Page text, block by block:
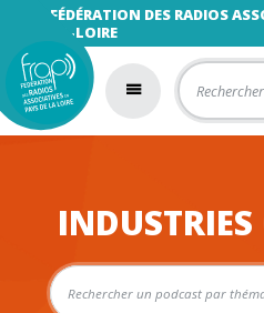
FÉDÉRATION DES RADIOS
LA-LOIRE
INDUSTRIES